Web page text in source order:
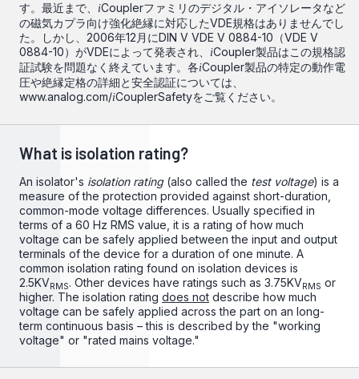
す。最近まで、 iCouplerファミリのデジタル・アイソレータなど
の磁気カプラ向け強化絶縁に対応したVDE規格はありませんでし
た。しかし、2006年12月にDIN V VDE V 0884-10（VDE V
0884-10）がVDEによって発表され、 iCoupler製品はこの規格認
証試験を問題なく終えています。各iCoupler製品の特定の動作電
圧や絶縁定格の詳細と安全認証については、
www.analog.com/iCouplerSafetyをご覧ください。
What is isolation rating?
An isolator's isolation rating(also called the test voltage) is a
measure of the protection provided against short-duration,
common-mode voltage differences. Usually specified in
terms of a 60 Hz RMS value, it is a rating of how much
voltage can be safely applied between the input and output
terminals of the device for a duration of one minute. A
common isolation rating found on isolation devices is
2.5KVRMS. Other devices have ratings such as 3.75KVRMS or
higher. The isolation rating does not describe how much
voltage can be safely applied across the part on an long-
term continuous basis – this is described by the "working
voltage" or "rated mains voltage."